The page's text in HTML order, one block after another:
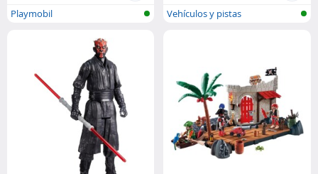
Playmobil
Vehículos y pistas